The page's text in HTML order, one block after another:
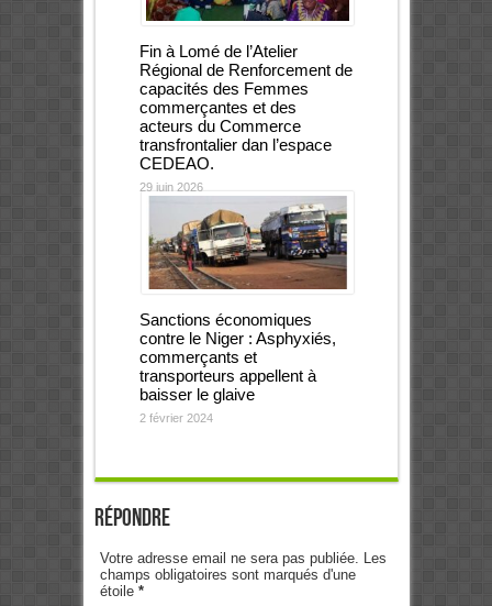
Fin à Lomé de l’Atelier
Régional de Renforcement de
capacités des Femmes
commerçantes et des
acteurs du Commerce
transfrontalier dan l’espace
CEDEAO.
29 juin 2026
Sanctions économiques
contre le Niger : Asphyxiés,
commerçants et
transporteurs appellent à
baisser le glaive
2 février 2024
Répondre
Votre adresse email ne sera pas publiée. Les
champs obligatoires sont marqués d'une
étoile *